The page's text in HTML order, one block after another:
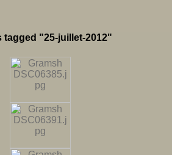
tagged "25-juillet-2012"